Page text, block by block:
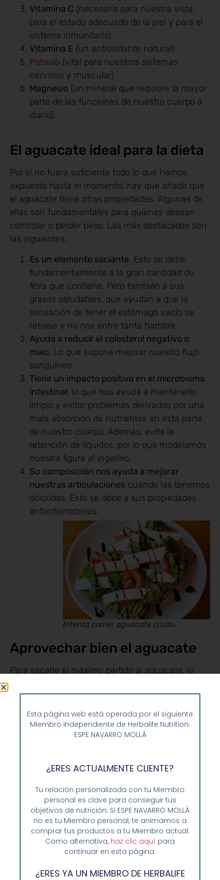
Vitamina C (necesaria para nuestra vista,
para el estado adecuado de la piel y para el
sistema inmunitario)
Vitamina E (un antioxidante natural)
Potasio (vital para nuestros sistemas
nervioso y muscular)
Magnesio (un mineral que requiere la mayor
parte de las funciones de nuestro cuerpo a
diario).
El aguacate ideal para la dieta
Por si no fuera suficiente todo lo que hemos
expuesto hasta el momento, hay que añadir que
el aguacate tiene otras propiedades. Algunas de
ellas son fundamentales para quienes desean
controlar o perder peso. Las más destacadas son
las siguientes:
Es un elemento saciante. Esto se debe
fundamentalmente a la gran cantidad de
fibra que contiene. Pero también a sus
grasas saludables, que ayudan a que la
sensación de tener el estómago vacío se
retrase y no nos entre tanta hambre.
Ayuda a reducir el colesterol negativo o
malo. Lo que supone mejorar nuestro flujo
sanguíneo.
Tiene un impacto positivo en el microbioma
intestinal, lo que nos ayuda a mantenerlo
limpio y evitar problemas derivados por una
mala absorción de nutrientes en esta parte
de nuestro cuerpo. Además, evita la
retención de líquidos, por lo que modelamos
nuestra figura al ingerirlo.
Su composición nos ayuda a mejorar
nuestras articulaciones cuando las tenemos
doloridas. Esto se debe a sus propiedades
antiinflamatorias.
Intenta comer aguacate crudo.
Aprovechar bien el aguacate
Para sacarle el máximo partido al aguacate, lo
pierde ninguno de sus componentes.Ideal es
ponerlo en una ensalada o sobre una tostada;
pero también usarlo como ingrediente en batidos
de frutas o verduras. Incluso utilizarlo en recetas
ingrediente con muchas posibilidades en la
Ahora que ya sabes los aspectos fundamentales
del aguacateestá en tu mano seguir sacándole el
máximo provecho. Sobre todo ahora que se
acercan fechas en las que lo habitual es recurrir
a la proteína animal. Y recuerda que si quieres
Esta página web está operada por el siguiente
Miembro Independiente de Herbalife Nutrition:
ESPE NAVARRO MOLLÀ
¿ERES ACTUALMENTE CLIENTE?
Tu relación personalizada con tu Miembro
personal es clave para conseguir tus
objetivos de nutrición. Si ESPE NAVARRO MOLLÀ
no es tu Miembro personal, te animamos a
comprar tus productos a tu Miembro actual.
Como alternativa, haz clic aquí para
continuar en esta página.
¿ERES YA UN MIEMBRO DE HERBALIFE